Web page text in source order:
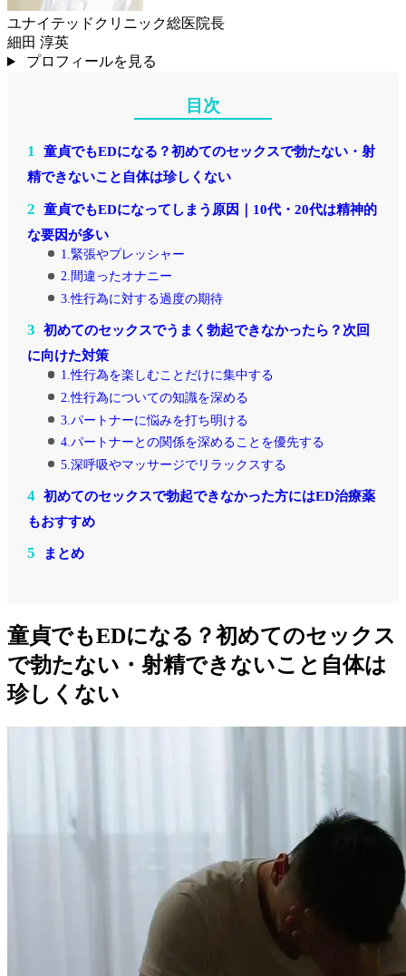
ユナイテッドクリニック総医院長
細田 淳英
プロフィールを見る
目次
1 童貞でもEDになる？初めてのセックスで勃たない・射
精できないこと自体は珍しくない
2 童貞でもEDになってしまう原因｜10代・20代は精神的
な要因が多い
1.緊張やプレッシャー
2.間違ったオナニー
3.性行為に対する過度の期待
3 初めてのセックスでうまく勃起できなかったら？次回
に向けた対策
1.性行為を楽しむことだけに集中する
2.性行為についての知識を深める
3.パートナーに悩みを打ち明ける
4.パートナーとの関係を深めることを優先する
5.深呼吸やマッサージでリラックスする
4 初めてのセックスで勃起できなかった方にはED治療薬
もおすすめ
5 まとめ
童貞でもEDになる？初めてのセックス
で勃たない・射精できないこと自体は
珍しくない